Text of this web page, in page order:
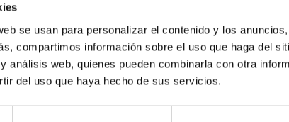
se usan para personalizar el contenido y los
compartimos información sobre el uso que haga del
análisis web, quienes pueden combinarla con otra
del uso que haya hecho de sus servicios.Centro de